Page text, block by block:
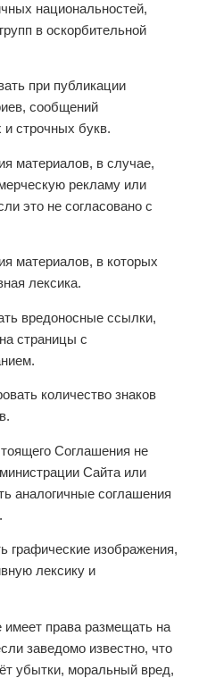
национальностей,
в оскорбительной
при публикации
сообщений
и строчных букв.
материалов, в случае,
рекламу или
это не согласовано с
материалов, в которых
лексика.
вредоносные ссылки,
страницы с
количество знаков
Соглашения не
Сайта или
аналогичные соглашения
графические изображения,
лексику и
имеет права размещать на
заведомо известно, что
убытки, моральный вред,